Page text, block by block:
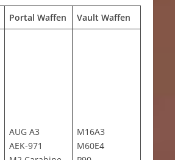
Portal Waffen
Vault Waffen
AUG A3
AEK-971
M16A3
M60E4